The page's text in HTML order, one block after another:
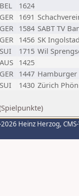
BEL
1624
GER 1691
GER 1584 SABT TV
GER 1456 SK
SUI 1715 Wil
AUS 1425
GER 1447 Hamburger
SUI 1430 Zürich
Heinz Herzog,